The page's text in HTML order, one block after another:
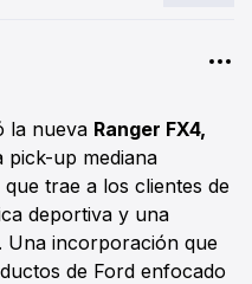
la nueva Ranger FX4,
pick-up mediana
trae a los clientes de
deportiva y una
Una incorporación que
de Ford enfocado